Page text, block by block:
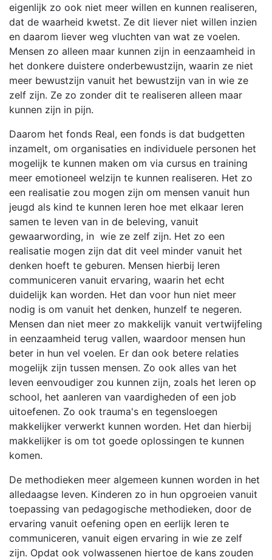
eigenlijk zo ook niet meer willen en kunnen realiseren,
dat de waarheid kwetst. Ze dit liever niet willen inzien
en daarom liever weg vluchten van wat ze voelen.
Mensen zo alleen maar kunnen zijn in eenzaamheid in
het donkere duistere onderbewustzijn, waarin ze niet
meer bewustzijn vanuit het bewustzijn van in wie ze
zelf zijn. Ze zo zonder dit te realiseren alleen maar
kunnen zijn in pijn.
Daarom het fonds Real, een fonds is dat budgetten
inzamelt, om organisaties en individuele personen het
mogelijk te kunnen maken om via cursus en training
meer emotioneel welzijn te kunnen realiseren. Het zo
een realisatie zou mogen zijn om mensen vanuit hun
jeugd als kind te kunnen leren hoe met elkaar leren
samen te leven van in de beleving, vanuit
gewaarwording, in wie ze zelf zijn. Het zo een
realisatie mogen zijn dat dit veel minder vanuit het
denken hoeft te geburen. Mensen hierbij leren
communiceren vanuit ervaring, waarin het echt
duidelijk kan worden. Het dan voor hun niet meer
nodig is om vanuit het denken, hunzelf te negeren.
Mensen dan niet meer zo makkelijk vanuit vertwijfeling
in eenzaamheid terug vallen, waardoor mensen hun
beter in hun vel voelen. Er dan ook betere relaties
mogelijk zijn tussen mensen. Zo ook alles van het
leven eenvoudiger zou kunnen zijn, zoals het leren op
school, het aanleren van vaardigheden of een job
uitoefenen. Zo ook trauma's en tegensloegen
makkelijker verwerkt kunnen worden. Het dan hierbij
makkelijker is om tot goede oplossingen te kunnen
komen.
De methodieken meer algemeen kunnen worden in het
alledaagse leven. Kinderen zo in hun opgroeien vanuit
toepassing van pedagogische methodieken, door de
ervaring vanuit oefening open en eerlijk leren te
communiceren, vanuit eigen ervaring in wie ze zelf
zijn. Opdat ook volwassenen hiertoe de kans zouden